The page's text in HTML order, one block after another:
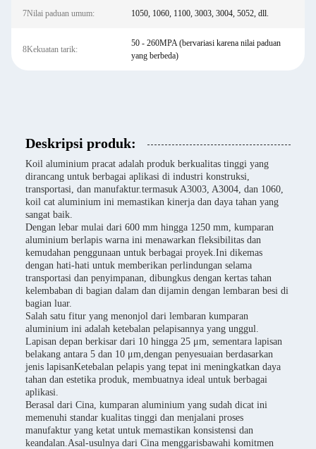
7Nilai paduan umum: 1050, 1060, 1100, 3003, 3004, 5052, dll.
8Kekuatan tarik:
50 - 260MPA (bervariasi karena nilai paduan
yang berbeda)
Deskripsi produk:
Koil aluminium pracat adalah produk berkualitas tinggi yang
dirancang untuk berbagai aplikasi di industri konstruksi,
transportasi, dan manufaktur.termasuk A3003, A3004, dan 1060,
koil cat aluminium ini memastikan kinerja dan daya tahan yang
sangat baik.
Dengan lebar mulai dari 600 mm hingga 1250 mm, kumparan
aluminium berlapis warna ini menawarkan fleksibilitas dan
kemudahan penggunaan untuk berbagai proyek.Ini dikemas
dengan hati-hati untuk memberikan perlindungan selama
transportasi dan penyimpanan, dibungkus dengan kertas tahan
kelembaban di bagian dalam dan dijamin dengan lembaran besi di
bagian luar.
Salah satu fitur yang menonjol dari lembaran kumparan
aluminium ini adalah ketebalan pelapisannya yang unggul.
Lapisan depan berkisar dari 10 hingga 25 μm, sementara lapisan
belakang antara 5 dan 10 μm,dengan penyesuaian berdasarkan
jenis lapisanKetebalan pelapis yang tepat ini meningkatkan daya
tahan dan estetika produk, membuatnya ideal untuk berbagai
aplikasi.
Berasal dari Cina, kumparan aluminium yang sudah dicat ini
memenuhi standar kualitas tinggi dan menjalani proses
manufaktur yang ketat untuk memastikan konsistensi dan
keandalan.Asal-usulnya dari Cina menggarisbawahi komitmen